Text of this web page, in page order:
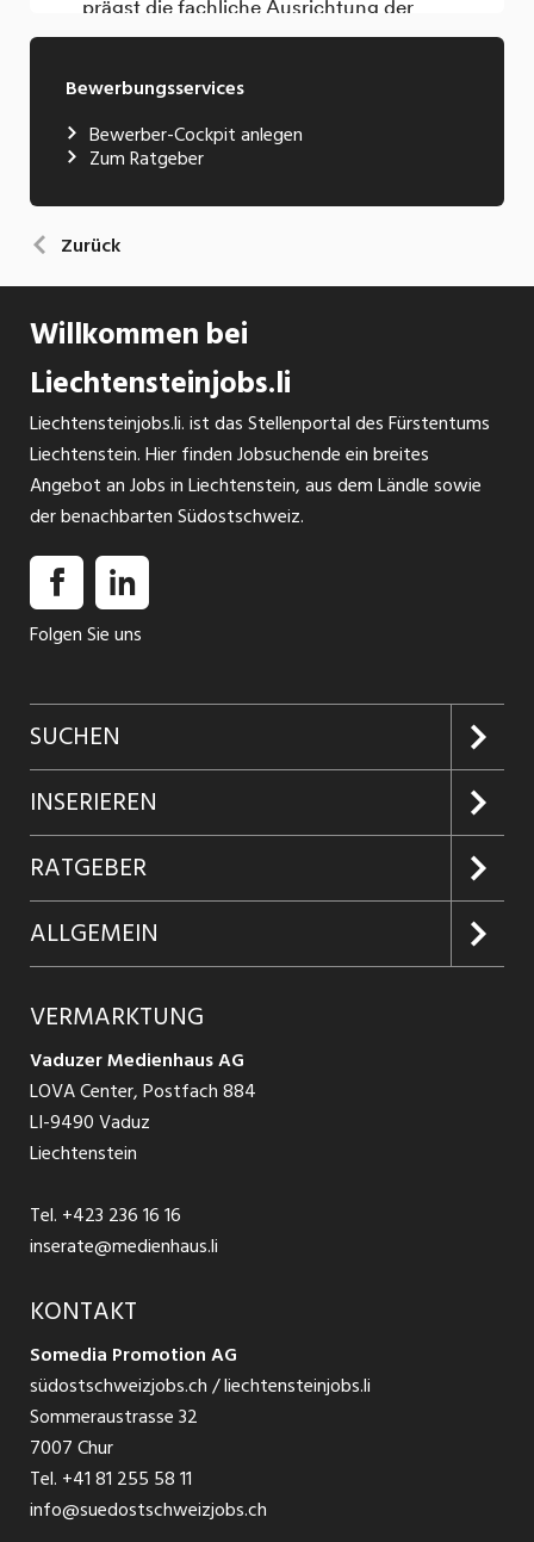
Bewerbungsservices
Bewerber-Cockpit anlegen
Zum Ratgeber
Zurück
Willkommen bei
Liechtensteinjobs.li
Liechtensteinjobs.li. ist das Stellenportal des Fürstentums
Liechtenstein. Hier finden Jobsuchende ein breites
Angebot an Jobs in Liechtenstein, aus dem Ländle sowie
der benachbarten Südostschweiz.
Folgen Sie uns
SUCHEN
Jobs suchen
Jobabo
Firmen entdecken
Jobs in Graubünden
Jobs in St. Gallen
Jobs in Glarus
Jobs in der Südostschweiz
Temporär Jobs
Teilzeit Jobs
Praktikum
INSERIEREN
Kundenlogin
Inserieren
Produkte
Schnittstelle
RATGEBER
Glossar
Ratgeber Bewerbung / Rekrutierung
ALLGEMEIN
AGB
Datenschutzbestimmungen
Nutzungsbedingungen
Impressum
VERMARKTUNG
Vaduzer Medienhaus AG
LOVA Center, Postfach 884
LI-9490 Vaduz
Liechtenstein
Tel. +423 236 16 16
inserate@medienhaus.li
KONTAKT
Somedia Promotion AG
südostschweizjobs.ch / liechtensteinjobs.li
Sommeraustrasse 32
7007 Chur
Tel. +41 81 255 58 11
info@suedostschweizjobs.ch